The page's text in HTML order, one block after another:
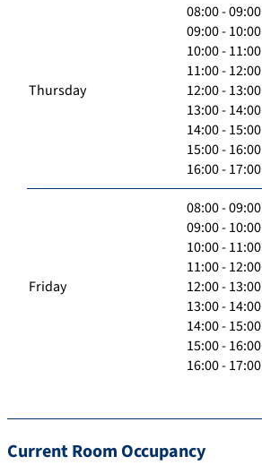
Thursday
08:00 - 09:00
09:00 - 10:00
10:00 - 11:00
11:00 - 12:00
12:00 - 13:00
13:00 - 14:00
14:00 - 15:00
15:00 - 16:00
16:00 - 17:00
Friday
08:00 - 09:00
09:00 - 10:00
10:00 - 11:00
11:00 - 12:00
12:00 - 13:00
13:00 - 14:00
14:00 - 15:00
15:00 - 16:00
16:00 - 17:00
Current Room Occupancy